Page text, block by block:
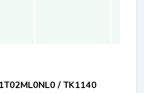
1T02ML0NL0 / TK1140